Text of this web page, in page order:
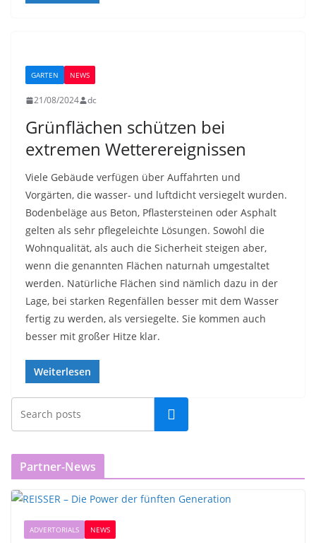
GARTEN NEWS
21/08/2024 dc
Grünflächen schützen bei
extremen Wetterereignissen
Viele Gebäude verfügen über Auffahrten und
Vorgärten, die wasser- und luftdicht versiegelt wurden.
Bodenbeläge aus Beton, Pflastersteinen oder Asphalt
gelten als sehr pflegeleichte Lösungen. Sowohl die
Wohnqualität, als auch die Sicherheit steigen aber,
wenn die genannten Flächen naturnah umgestaltet
werden. Natürliche Flächen sind nämlich dazu in der
Lage, bei starken Regenfällen besser mit dem Wasser
fertig zu werden, als versiegelte. Sie kommen auch
besser mit großer Hitze klar.
Weiterlesen
Partner-News
ADVERTORIALS NEWS